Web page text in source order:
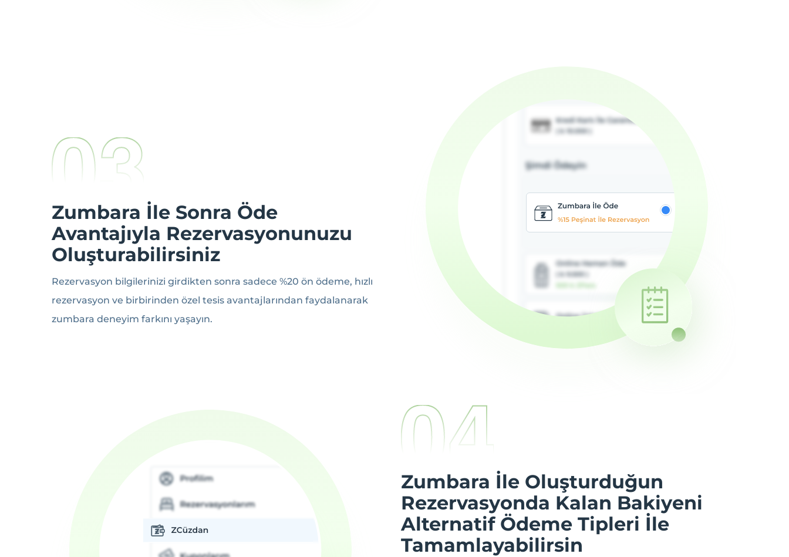
Zumbara İle Sonra Öde
Avantajıyla Rezervasyonunuzu
Oluşturabilirsiniz
Rezervasyon bilgilerinizi girdikten sonra sadece %20 ön ödeme, hızlı
rezervasyon ve birbirinden özel tesis avantajlarından faydalanarak
zumbara deneyim farkını yaşayın.
Zumbara İle Oluşturduğun
Rezervasyonda Kalan Bakiyeni
Alternatif Ödeme Tipleri İle
Tamamlayabilirsin